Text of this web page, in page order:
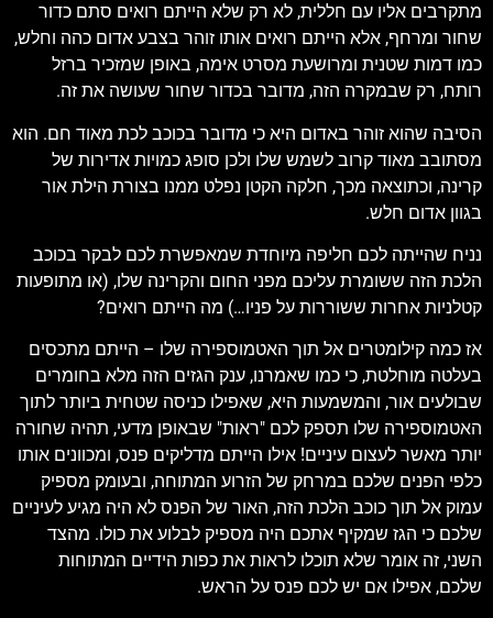
מתקרבים אליו עם חללית, לא רק שלא הייתם רואים סתם כדור
שחור ומרחף, אלא הייתם רואים אותו זוהר בצבע אדום כהה וחלש,
כמו דמות שטנית ומרושעת מסרט אימה, באופן שמזכיר ברזל
רותח, רק שבמקרה הזה, מדובר בכדור שחור שעושה את זה.
הסיבה שהוא זוהר באדום היא כי מדובר בכוכב לכת מאוד חם. הוא
מסתובב מאוד קרוב לשמש שלו ולכן סופג כמויות אדירות של
קרינה, וכתוצאה מכך, חלקה הקטן נפלט ממנו בצורת הילת אור
בגוון אדום חלש.
נניח שהייתה לכם חליפה מיוחדת שמאפשרת לכם לבקר בכוכב
הלכת הזה ששומרת עליכם מפני החום והקרינה שלו, (או מתופעות
קטלניות אחרות ששוררות על פניו…) מה הייתם רואים?
אז כמה קילומטרים אל תוך האטמוספירה שלו – הייתם מתכסים
בעלטה מוחלטת, כי כמו שאמרנו, ענק הגזים הזה מלא בחומרים
שבולעים אור, והמשמעות היא, שאפילו כניסה שטחית ביותר לתוך
האטמוספירה שלו תספק לכם "ראות" שבאופן מדעי, תהיה שחורה
יותר מאשר לעצום עיניים! אילו הייתם מדליקים פנס, ומכוונים אותו
כלפי הפנים שלכם במרחק של הזרוע המתוחה, ובעומק מספיק
עמוק אל תוך כוכב הלכת הזה, האור של הפנס לא היה מגיע לעיניים
שלכם כי הגז שמקיף אתכם היה מספיק לבלוע את כולו. מהצד
השני, זה אומר שלא תוכלו לראות את כפות הידיים המתוחות
שלכם, אפילו אם יש לכם פנס על הראש.